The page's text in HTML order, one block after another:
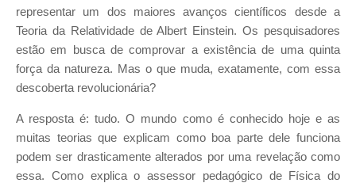
representar um dos maiores avanços científicos desde a
Teoria da Relatividade de Albert Einstein. Os pesquisadores
estão em busca de comprovar a existência de uma quinta
força da natureza. Mas o que muda, exatamente, com essa
descoberta revolucionária?
A resposta é: tudo. O mundo como é conhecido hoje e as
muitas teorias que explicam como boa parte dele funciona
podem ser drasticamente alterados por uma revelação como
essa. Como explica o assessor pedagógico de Física do